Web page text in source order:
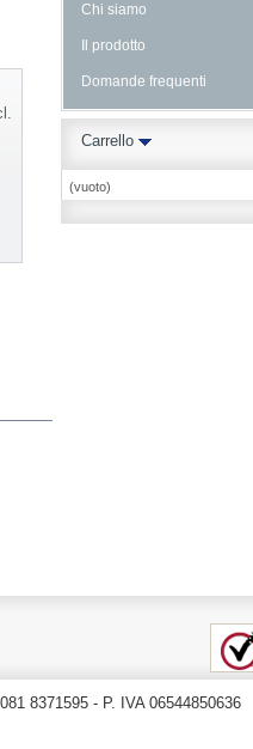
Chi siamo
Il prodotto
Domande frequenti
Carrello
(vuoto)
8371595 - P. IVA 06544850636